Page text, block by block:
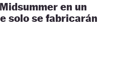
en un
solo se fabricarán